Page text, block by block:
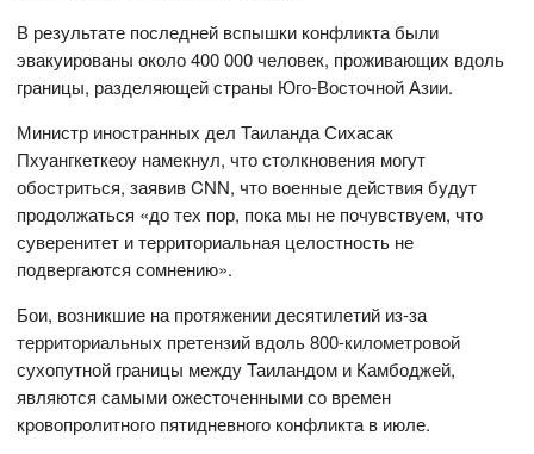
В результате последней вспышки конфликта были
эвакуированы около 400 000 человек, проживающих вдоль
границы, разделяющей страны Юго-Восточной Азии.
Министр иностранных дел Таиланда Сихасак
Пхуангкеткеоу намекнул, что столкновения могут
обостриться, заявив CNN, что военные действия будут
продолжаться «до тех пор, пока мы не почувствуем, что
суверенитет и территориальная целостность не
подвергаются сомнению».
Бои, возникшие на протяжении десятилетий из-за
территориальных претензий вдоль 800-километровой
сухопутной границы между Таиландом и Камбоджей,
являются самыми ожесточенными со времен
кровопролитного пятидневного конфликта в июле.